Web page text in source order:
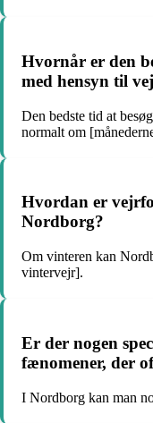
Hvornår er den
med hensyn til
Den bedste tid at
normalt om
Hvordan er
Nordborg?
Om vinteren kan
vintervejr].
Er der nogen
fænomener, der
I Nordborg kan man